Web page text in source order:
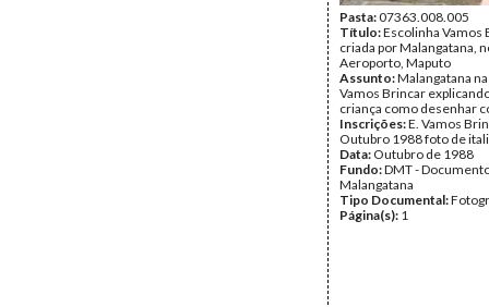
Pasta:07363.008.005
Título:Escolinha Vamos
criada por Malangatana,
Aeroporto, Maputo
Assunto:Malangatana
Vamos Brincar
criança como desenhar
Inscrições:E. Vamos
Outubro 1988 foto de
Data: Outubro de 1988
Fundo:DMT -
Malangatana
Tipo Documental:
Página(s): 1